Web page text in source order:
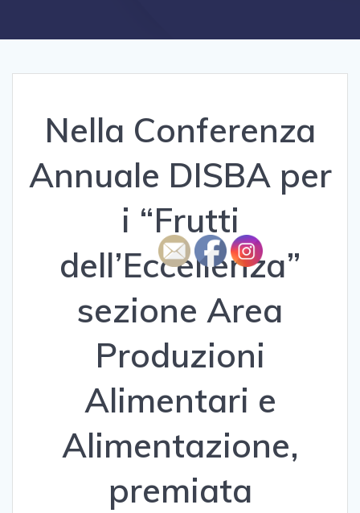
Nella Conferenza
Annuale DISBA per
i “Frutti
dell’Eccellenza”
sezione Area
Produzioni
Alimentari e
Alimentazione,
premiata